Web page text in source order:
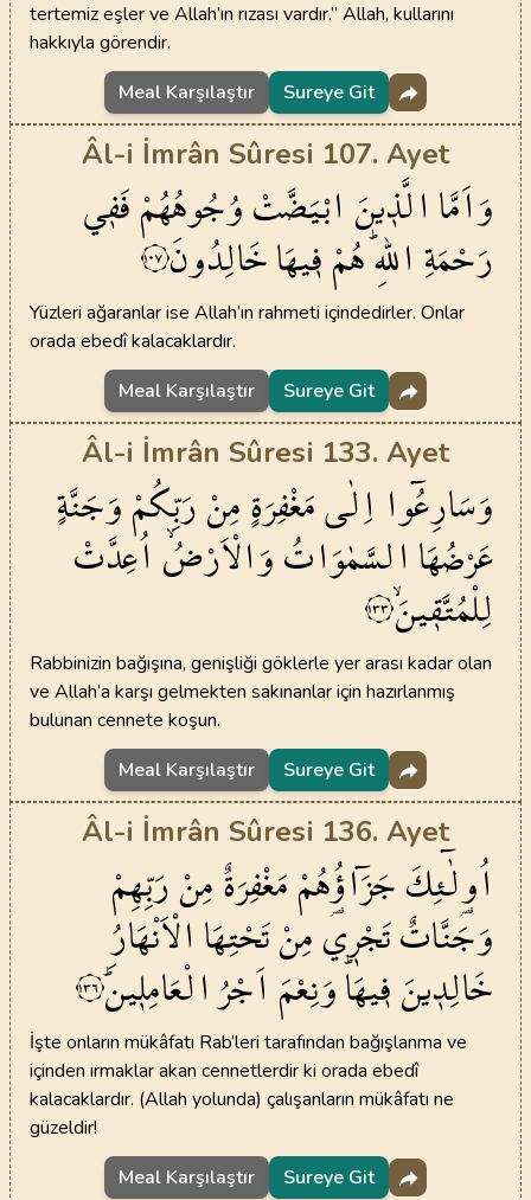
tertemiz eşler ve Allah’ın rızası vardır.” Allah, kullarını
hakkıyla görendir.
Meal Karşılaştır
Sureye Git
Âl-i İmrân Sûresi 107. Ayet
وَاَمَّاالَّذ۪ينَ ابْيَضَّتْوُجُوهُهُمْفَف۪ي
رَحْمَةِاللّٰهِۜهُمْف۪يهَاخَالِدُونَ١٠٧
Yüzleri ağaranlar ise Allah’ın rahmeti içindedirler. Onlar
orada ebedî kalacaklardır.
Meal Karşılaştır
Sureye Git
Âl-i İmrân Sûresi 133. Ayet
وَسَارِعُٓوا اِلٰىمَغْفِرَةٍمِنْرَبِّكُمْوَجَنَّةٍ
عَرْضُهَاالسَّمٰوَاتُوَالْاَرْضُۙ اُعِدَّتْ
لِلْمُتَّق۪ينَۙ١٣٣
Rabbinizin bağışına, genişliği göklerle yer arası kadar olan
ve Allah’a karşı gelmekten sakınanlar için hazırlanmış
bulunan cennete koşun.
Meal Karşılaştır
Sureye Git
Âl-i İmrân Sûresi 136. Ayet
اُو۬لٰٓئِكَجَزَٓاؤُ۬هُمْمَغْفِرَةٌمِنْرَبِّهِمْ
وَجَنَّاتٌتَجْر۪يمِنْتَحْتِهَاالْاَنْهَارُ
خَالِد۪ينَف۪يهَاۜوَنِعْمَ اَجْرُالْعَامِل۪ينَۜ١٣٦
İşte onların mükâfatı Rab’leri tarafından bağışlanma ve
içinden ırmaklar akan cennetlerdir ki orada ebedî
kalacaklardır. (Allah yolunda) çalışanların mükâfatı ne
güzeldir!
Meal Karşılaştır
Sureye Git